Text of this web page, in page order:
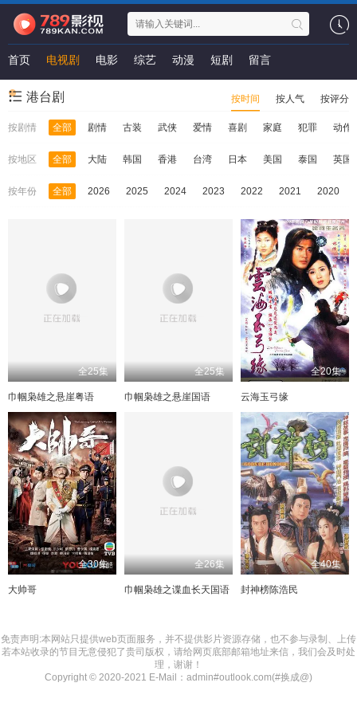
首页 电视剧 电影 综艺 动漫 短剧 留言
港台剧 按时间 按人气 按评分
按剧情 全部 剧情 古装 武侠 爱情 喜剧 家庭 犯罪 动作
按地区 全部 大陆 韩国 香港 台湾 日本 美国 泰国 英国
按年份 全部 2026 2025 2024 2023 2022 2021 2020
全25集
巾帼枭雄之悬崖粤语
全25集
巾帼枭雄之悬崖国语
全20集
云海玉弓缘
全30集
大帅哥
全26集
巾帼枭雄之谍血长天国语
全40集
封神榜陈浩民
免责声明:本网站只提供web页面服务，并不提供影片资源存储，也不参与录制、上传
若本站收录的节目无意侵犯了贵司版权，请给网页底部邮箱地址来信，我们会及时处
理，谢谢！
Copyright © 2020-2021 E-Mail：admin#outlook.com(#换成@)